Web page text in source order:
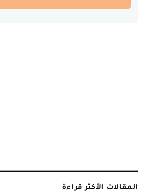
المقالات الأكثر قراءة